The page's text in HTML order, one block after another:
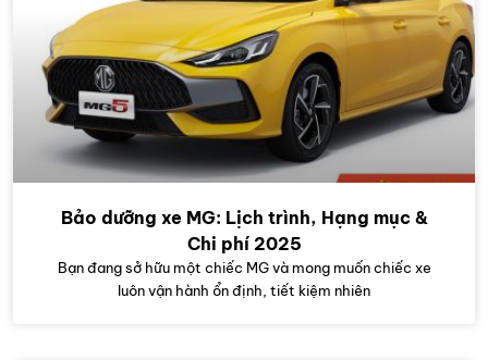
Bảo dưỡng xe MG: Lịch trình, Hạng mục &
Chi phí 2025
Bạn đang sở hữu một chiếc MG và mong muốn chiếc xe
luôn vận hành ổn định, tiết kiệm nhiên